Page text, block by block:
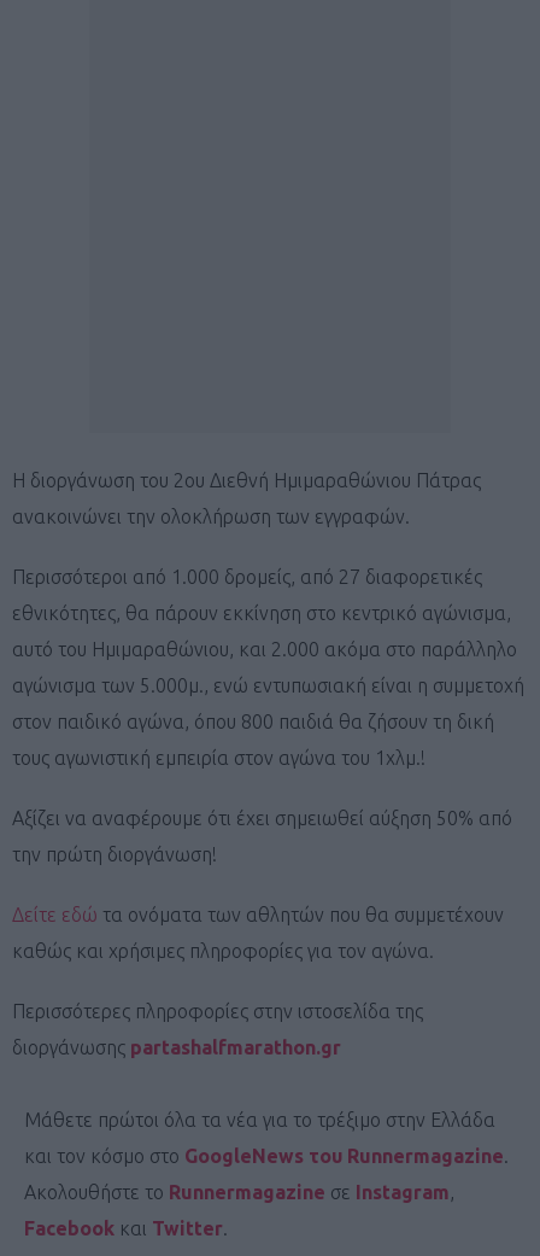
Η διοργάνωση του 2ου Διεθνή Ημιμαραθώνιου Πάτρας
ανακοινώνει την ολοκλήρωση των εγγραφών.
Περισσότεροι από 1.000 δρομείς, από 27 διαφορετικές
εθνικότητες, θα πάρουν εκκίνηση στο κεντρικό αγώνισμα,
αυτό του Ημιμαραθώνιου, και 2.000 ακόμα στο παράλληλο
αγώνισμα των 5.000μ., ενώ εντυπωσιακή είναι η συμμετοχή
στον παιδικό αγώνα, όπου 800 παιδιά θα ζήσουν τη δική
τους αγωνιστική εμπειρία στον αγώνα του 1χλμ.!
Αξίζει να αναφέρουμε ότι έχει σημειωθεί αύξηση 50% από
την πρώτη διοργάνωση!
Δείτε εδώ τα ονόματα των αθλητών που θα συμμετέχουν
καθώς και χρήσιμες πληροφορίες για τον αγώνα.
Περισσότερες πληροφορίες στην ιστοσελίδα της
διοργάνωσης partashalfmarathon.gr
Μάθετε πρώτοι όλα τα νέα για το τρέξιμο στην Ελλάδα
και τον κόσμο στο GoogleNews του Runnermagazine.
Ακολουθήστε το Runnermagazine σε Instagram,
Facebook και Twitter.